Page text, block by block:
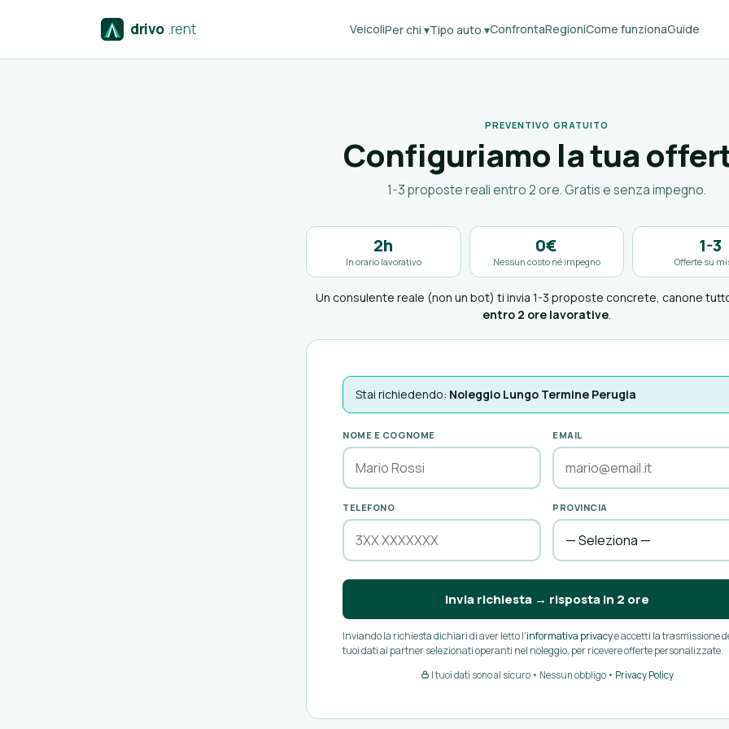
drivo .rent VeicoliPer chi ▾Tipo auto ▾ConfrontaRegioniCome funzionaGuide
PREVENTIVO GRATUITO
Configuriamo la tua
1-3 proposte reali entro 2 ore. Gratis e senza impegno.
2h
In orario lavorativo
0€
Nessun costo né impegno
1-3
Offerte su
Un consulente reale (non un bot) ti invia 1-3 proposte concrete, canone
entro 2 ore lavorative.
Stai richiedendo: Noleggio Lungo Termine Perugia
NOME E COGNOME EMAIL
TELEFONO PROVINCIA
Invia richiesta → risposta in 2 ore
Inviando la richiesta dichiari di aver letto l'informativa privacye accetti la trasmissione
tuoi dati ai partner selezionati operanti nel noleggio, per ricevere offerte personalizzate.
I tuoi dati sono al sicuro • Nessun obbligo • Privacy Policy